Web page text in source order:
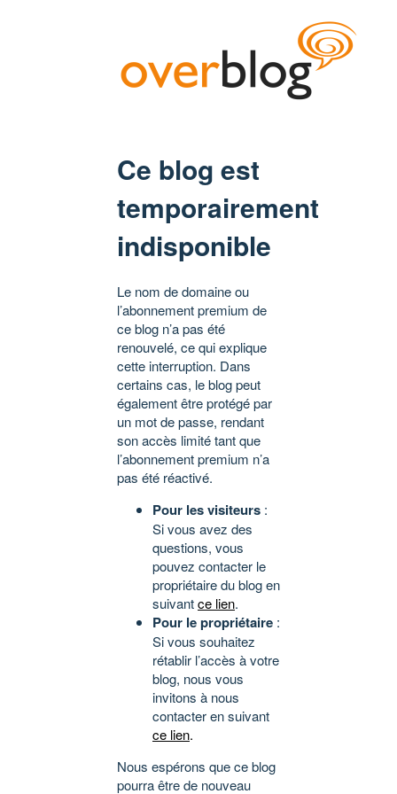
Ce blog est
temporairement
indisponible
Le nom de domaine ou
l’abonnement premium de
ce blog n’a pas été
renouvelé, ce qui explique
cette interruption. Dans
certains cas, le blog peut
également être protégé par
un mot de passe, rendant
son accès limité tant que
l’abonnement premium n’a
pas été réactivé.
Pour les visiteurs :
Si vous avez des
questions, vous
pouvez contacter le
propriétaire du blog en
suivantce lien.
Pour le propriétaire :
Si vous souhaitez
rétablir l’accès à votre
blog, nous vous
invitons à nous
contacter en suivant
ce lien.
Nous espérons que ce blog
pourra être de nouveau